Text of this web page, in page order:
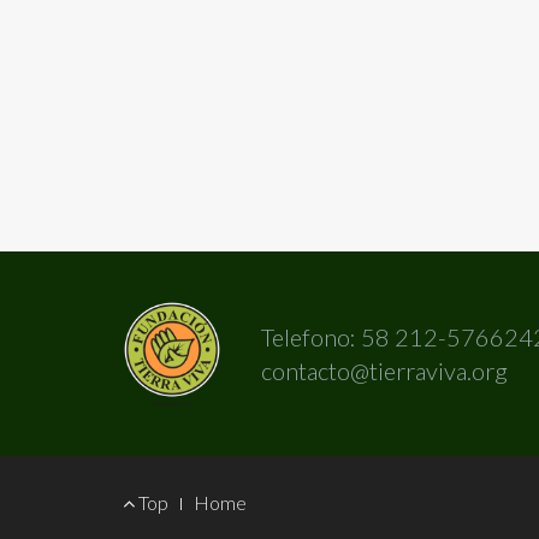
Telefono: 58 212-
contacto@tierraviva.org
Footer
Top Home